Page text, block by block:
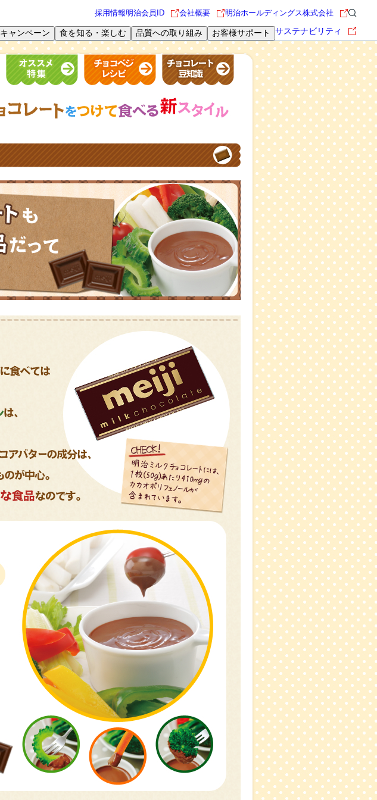
キャンペーン 食を知る・楽しむ 品質への取り組み お客様サポート サステナビリティ
採用情報明治会員ID 会社概要 明治ホールディングス株式会社